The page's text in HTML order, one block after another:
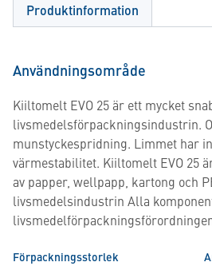
Produktinformation
Användningsområde
Kiiltomelt EVO 25 är ett mycket
livsmedelsförpackningsindustrin.
munstyckespridning. Limmet har
värmestabilitet. Kiiltomelt EVO 25
av papper, wellpapp, kartong och
livsmedelsindustrin Alla
Förpackningsstorlek